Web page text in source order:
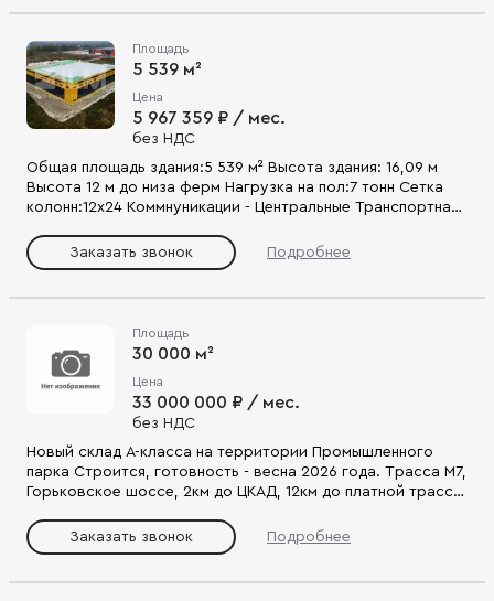
Площадь
5 539 м²
Цена
5 967 359 ₽ / мес.
без НДС
Общая площадь здания:5 539 м² Высота здания: 16,09 м
Высота 12 м до низа ферм Нагрузка на пол:7 тонн Сетка
колонн:12х24 Коммнуникации - Центральные Транспортная
инфраструктура, все виды коммуникаций Без ограничения
по видам производства Система видеонаблюдения
производственных и офисных помещений под потребности
вашего бизнеса
Заказать звонок Подробнее
Площадь
30 000 м²
Цена
33 000 000 ₽ / мес.
без НДС
Новый cклaд А-клaсса на терpитоpии Прoмышленнoго
паpкa Стpоится, гoтoвнocть - вecна 2026 гoдa. Тpассa М7,
Гоpькoвcкoе шосce, 2км до ЦКАД, 12км до платнoй тpасcы
pабoтaющиx в pегиoнах к востоку от Москвы. Земля
промышленного назначения, собственность. Участок
Заказать звонок Подробнее